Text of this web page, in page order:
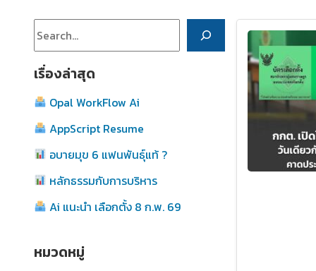
เรื่องล่าสุด
Opal WorkFlow Ai
AppScript Resume
อบายมุข 6 แฟนพันธุ์แท้ ?
หลักธรรมกับการบริหาร
Ai แนะนำ เลือกตั้ง 8 ก.พ. 69
หมวดหมู่